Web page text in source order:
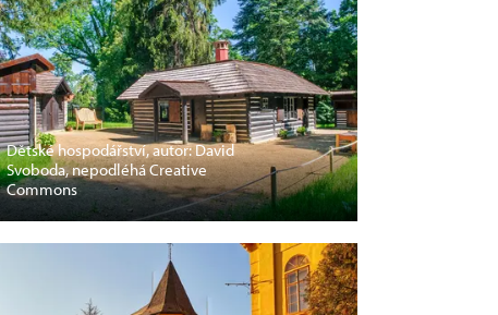
Dětské hospodářství, autor: David
Svoboda, nepodléhá Creative
Commons